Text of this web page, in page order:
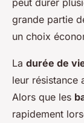
peut durer
grande partie
un choix
La durée de
leur résistance
Alors que les
rapidement